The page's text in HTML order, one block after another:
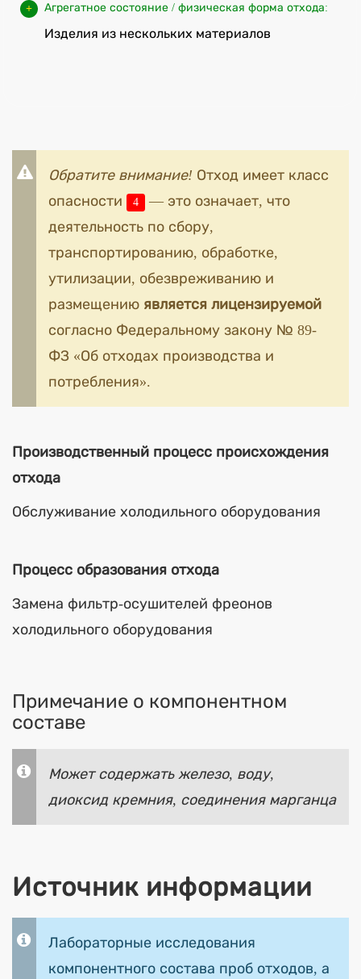
Агрегатное состояние / физическая форма отхода:
Изделия из нескольких материалов
Обратите внимание! Отход имеет класс
опасности
4
— это означает, что
деятельность по сбору,
транспортированию, обработке,
утилизации, обезвреживанию и
размещению является лицензируемой
согласно Федеральному закону № 89-
ФЗ «Об отходах производства и
потребления».
Производственный процесс происхождения
отхода
Обслуживание холодильного оборудования
Процесс образования отхода
Замена фильтр-осушителей фреонов
холодильного оборудования
Примечание о компонентном
составе
Может содержать железо, воду,
диоксид кремния, соединения марганца
Источник информации
Лабораторные исследования
компонентного состава проб отходов, а